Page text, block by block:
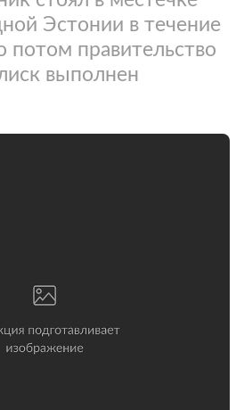
Эстонии в течение
потом правительство
выполнен